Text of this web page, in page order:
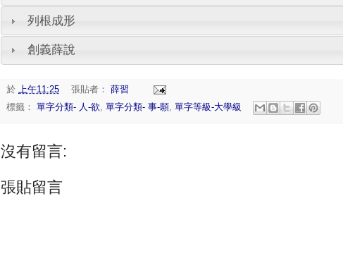
列根成形
創義薛說
於 上午11:25 張貼者：
薛習
標籤： 單字分類- 人-欲, 單字分類- 事-願, 單字等級-大學級
沒有留言:
張貼留言